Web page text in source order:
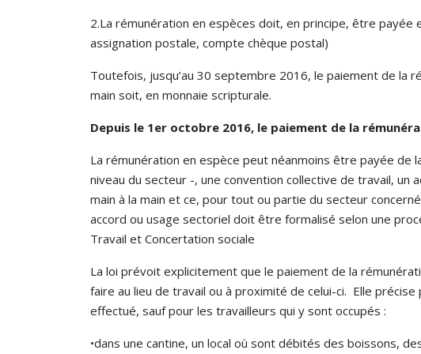
2.La rémunération en espèces doit, en principe, être payée
assignation postale, compte chèque postal)
Toutefois, jusqu’au 30 septembre 2016, le paiement de la
main soit, en monnaie scripturale.
Depuis le 1er octobre 2016, le paiement de la
La rémunération en espèce peut néanmoins être payée de
niveau du secteur -, une convention collective de travail, un
main à la main et ce, pour tout ou partie du secteur
accord ou usage sectoriel doit être formalisé selon une
Travail et Concertation sociale
La loi prévoit explicitement que le paiement de la
faire au lieu de travail ou à proximité de celui-ci. Elle
effectué, sauf pour les travailleurs qui y sont occupés :
•dans une cantine, un local où sont débités des boissons,